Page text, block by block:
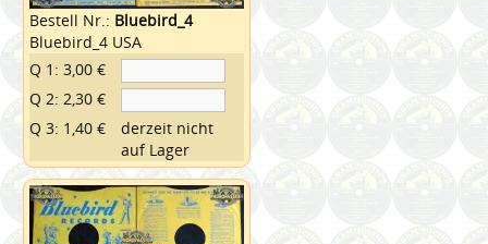
Bestell Nr.: Bluebird_4
Bluebird_4 USA
Q 1: 3,00 €
Q 2: 2,30 €
Q 3: 1,40 €
derzeit nicht
auf Lager